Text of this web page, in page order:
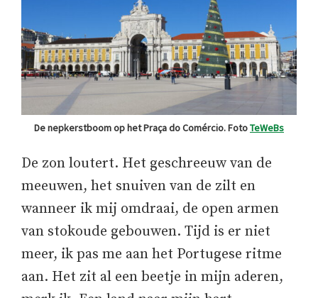
De nepkerstboom op het Praça do Comércio. FotoTeWeBs
De zon loutert. Het geschreeuw van de
meeuwen, het snuiven van de zilt en
wanneer ik mij omdraai, de open armen
van stokoude gebouwen. Tijd is er niet
meer, ik pas me aan het Portugese ritme
aan. Het zit al een beetje in mijn aderen,